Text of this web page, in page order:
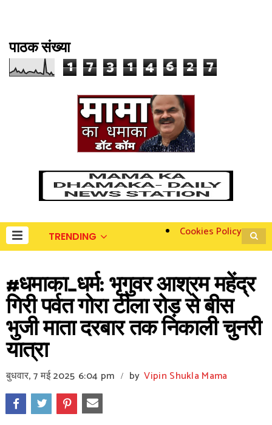
पाठक संख्या
1 7 3 1 4 6 2 7
TRENDING Cookies Policy
#धमाका_धर्म: भृगुवर आश्रम महेंद्र
गिरी पर्वत गोरा टीला रोड़ से बीस
भुजी माता दरबार तक निकाली चुनरी
यात्रा
बुधवार, 7 मई 2025 6:04 pm / by Vipin Shukla Mama